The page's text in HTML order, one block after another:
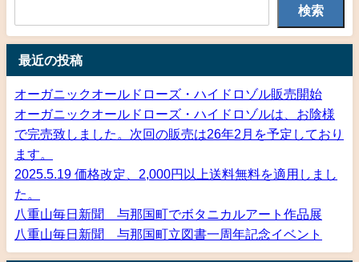
検索
最近の投稿
オーガニックオールドローズ・ハイドロゾル販売開始
オーガニックオールドローズ・ハイドロゾルは、お陰様
で完売致しました。次回の販売は26年2月を予定しており
ます。
2025.5.19 価格改定、2,000円以上送料無料を適用しまし
た。
八重山毎日新聞 与那国町でボタニカルアート作品展
八重山毎日新聞 与那国町立図書一周年記念イベント